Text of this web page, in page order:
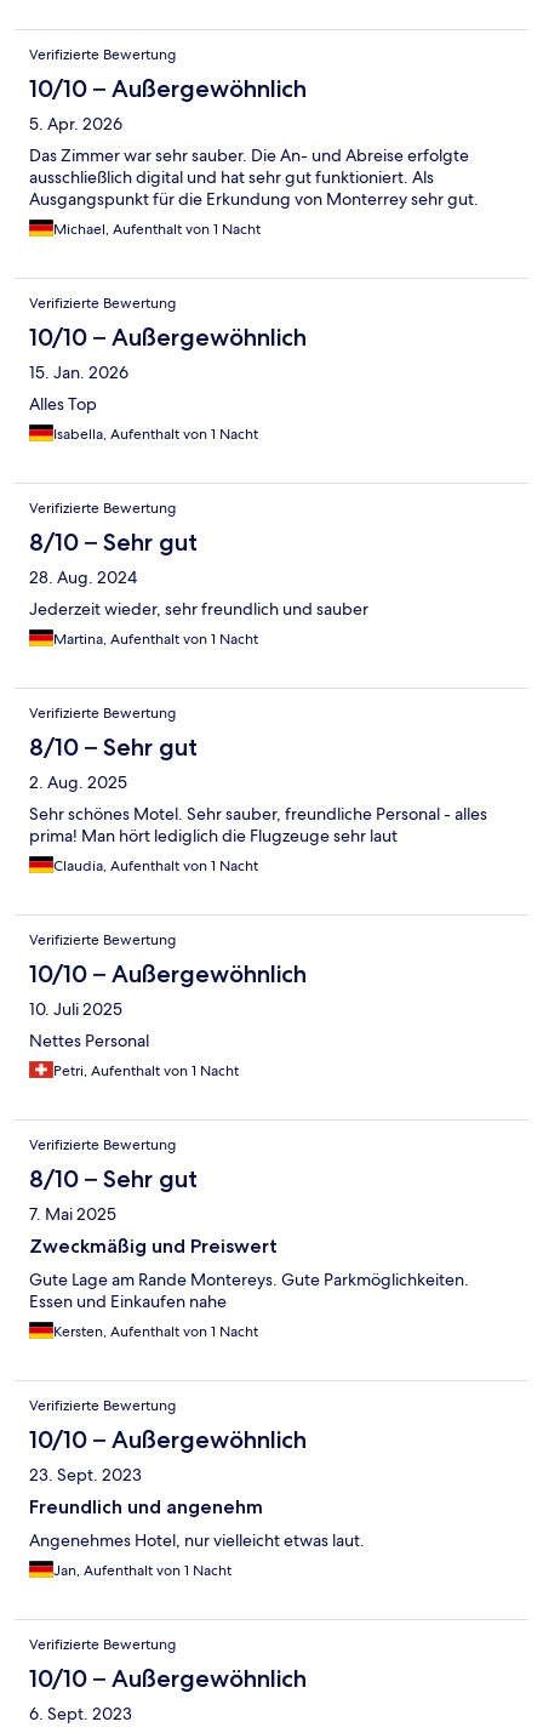
Verifizierte Bewertung
10/10 – Außergewöhnlich
5. Apr. 2026
Das Zimmer war sehr sauber. Die An- und Abreise erfolgte
ausschließlich digital und hat sehr gut funktioniert. Als
Ausgangspunkt für die Erkundung von Monterrey sehr gut.
Michael, Aufenthalt von 1 Nacht
Verifizierte Bewertung
10/10 – Außergewöhnlich
15. Jan. 2026
Alles Top
Isabella, Aufenthalt von 1 Nacht
Verifizierte Bewertung
8/10 – Sehr gut
28. Aug. 2024
Jederzeit wieder, sehr freundlich und sauber
Martina, Aufenthalt von 1 Nacht
Verifizierte Bewertung
8/10 – Sehr gut
2. Aug. 2025
Sehr schönes Motel. Sehr sauber, freundliche Personal - alles
prima! Man hört lediglich die Flugzeuge sehr laut
Claudia, Aufenthalt von 1 Nacht
Verifizierte Bewertung
10/10 – Außergewöhnlich
10. Juli 2025
Nettes Personal
Petri, Aufenthalt von 1 Nacht
Verifizierte Bewertung
8/10 – Sehr gut
7. Mai 2025
Zweckmäßig und Preiswert
Gute Lage am Rande Montereys. Gute Parkmöglichkeiten.
Essen und Einkaufen nahe
Kersten, Aufenthalt von 1 Nacht
Verifizierte Bewertung
10/10 – Außergewöhnlich
23. Sept. 2023
Freundlich und angenehm
Angenehmes Hotel, nur vielleicht etwas laut.
Jan, Aufenthalt von 1 Nacht
Verifizierte Bewertung
10/10 – Außergewöhnlich
6. Sept. 2023